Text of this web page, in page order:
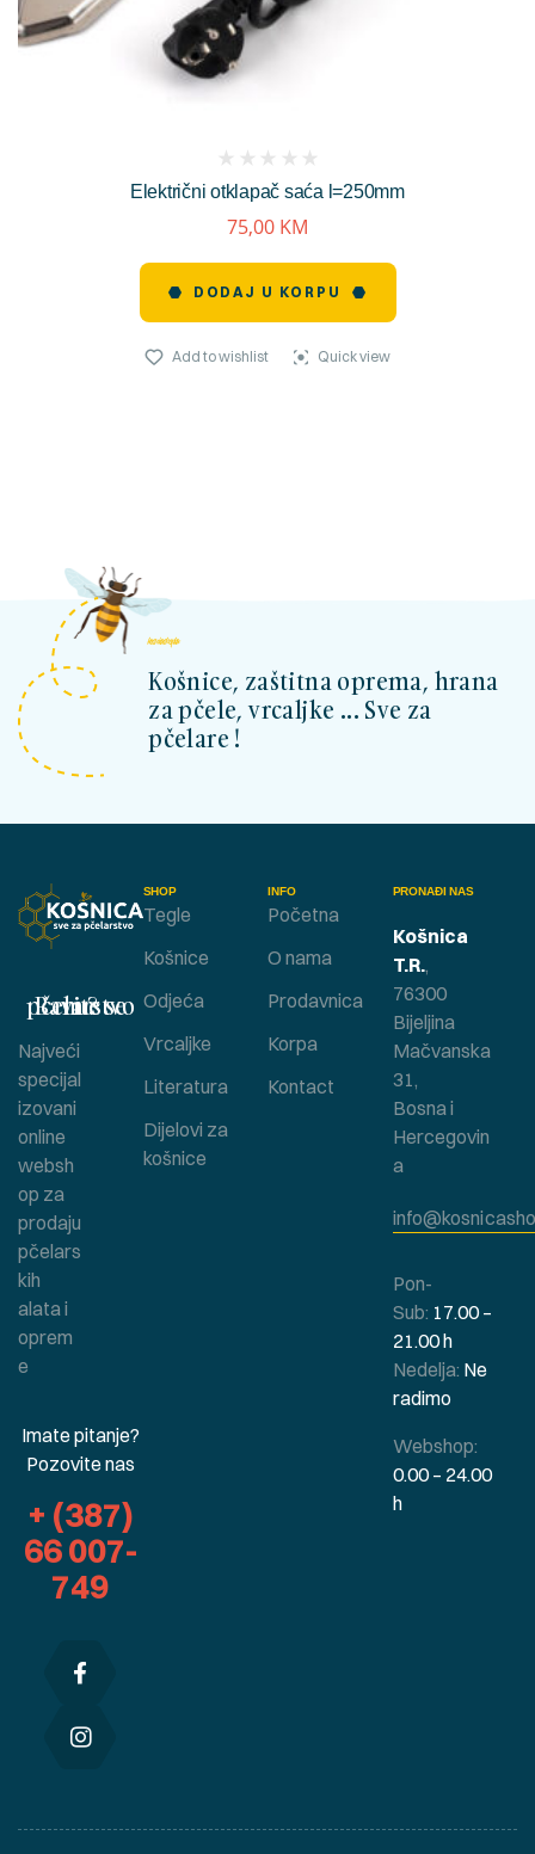
Električni otklapač saća l=250mm
reviews)
75,00 KM
DODAJ U KORPU
Add to wishlist Quick view
kosnicashop.ba
Košnice, zaštitna oprema, hrana
za pčele, vrcaljke ... Sve za
pčelare !
SHOP
Tegle
Košnice
Odjeća
Vrcaljke
Literatura
Dijelovi za
košnice
INFO
Početna
O nama
Prodavnica
Korpa
Kontact
Bavite se pčelarstvom ?
Najveći
specijal
izovani
online
websh
op za
prodaju
pčelars
kih
alata i
oprem
e
Imate pitanje?
Pozovite nas
+ (387)
66 007-
749
PRONAĐI NAS
Košnica
T.R.,
76300
Bijeljina
Mačvanska
31,
Bosna i
Hercegovin
a
Pon-
Sub: 17.00 –
21.00 h
Nedelja: Ne
radimo
Webshop:
0.00 – 24.00
h